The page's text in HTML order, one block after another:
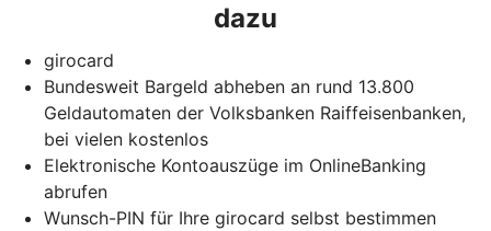
dazu
girocard
Bundesweit Bargeld abheben an rund 13.800
Geldautomaten der Volksbanken Raiffeisenbanken,
bei vielen kostenlos
Elektronische Kontoauszüge im OnlineBanking
abrufen
Wunsch-PIN für Ihre girocard selbst bestimmen